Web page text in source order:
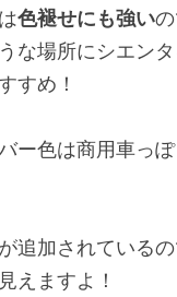
色褪せにも強い
な場所にシエン
すめ！
ー色は商用車っ
追加されている
えますよ！